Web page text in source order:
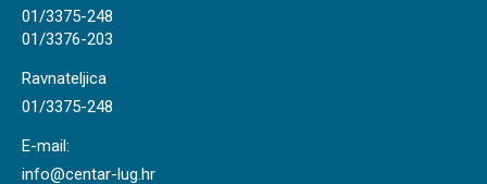
new
window
01/3375-248
01/3376-203
Ravnateljica
01/3375-248
E-mail:
info@centar-lug.hr